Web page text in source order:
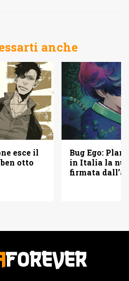
anche
esce il
otto
Bug Ego:
in Italia la
firmata